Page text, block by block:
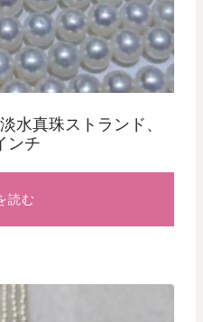
水真珠ストランド、
ンチ
読む